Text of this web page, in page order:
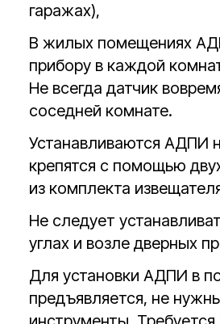
гаражах),
В жилых помещениях
прибору в каждой
Не всегда датчик
соседней комнате.
Устанавливаются АДПИ
крепятся с помощью
из комплекта
Не следует
углах и возле дверных
Для установки АДПИ в
предъявляется, не